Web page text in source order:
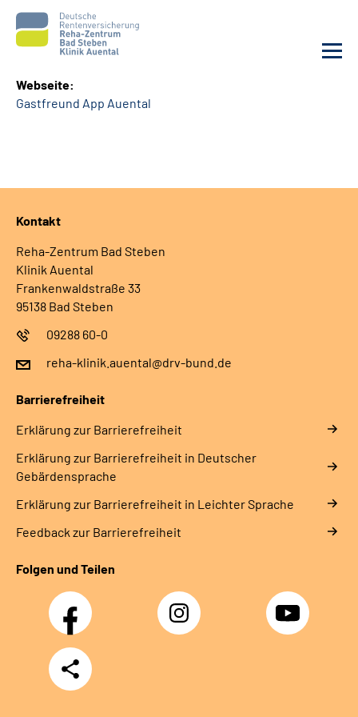
Unsere Klinik
Sozialdienste & Zuweisende
Suche
Leichte Sprache
Webseite:
Gastfreund App Auental
Kontakt
Reha-Zentrum Bad Steben
Klinik Auental
Frankenwaldstraße 33
95138 Bad Steben
09288 60-0
reha-klinik.auental@drv-bund.de
Barrierefreiheit
Erklärung zur Barrierefreiheit
Erklärung zur Barrierefreiheit in Deutscher
Gebärdensprache
Erklärung zur Barrierefreiheit in Leichter Sprache
Feedback zur Barrierefreiheit
Folgen und Teilen
Facebook Instagram YouTube
Teilen